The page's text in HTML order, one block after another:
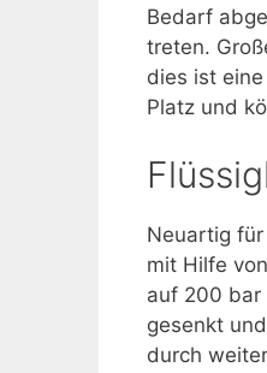
Bedarf
treten.
dies ist
Platz und
Neuartig
mit Hilfe
auf 200 bar
gesenkt
durch